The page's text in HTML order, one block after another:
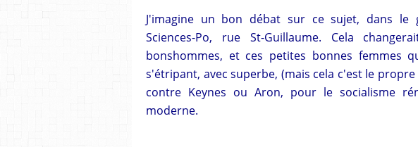
J'imagine un bon débat sur ce sujet, dans le
Sciences-Po, rue St-Guillaume. Cela
bonshommes, et ces petites bonnes femmes
s'étripant, avec superbe, (mais cela c'est le
contre Keynes ou Aron, pour le socialisme
moderne.